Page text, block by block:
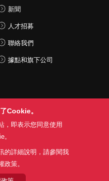
新聞
人才招募
聯絡我們
據點和旗下公司
隱私權政策
Cookie。
，即表示您同意使用
。
的詳細說明，請參閱我
政策。